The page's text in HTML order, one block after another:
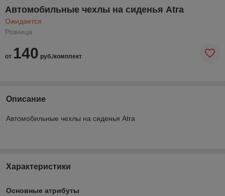
Автомобильные чехлы на сиденья Atra
Ожидается
Розница
от 140 руб./комплект
Описание
Автомобильные чехлы на сиденья Atra
Характеристики
Основные атрибуты